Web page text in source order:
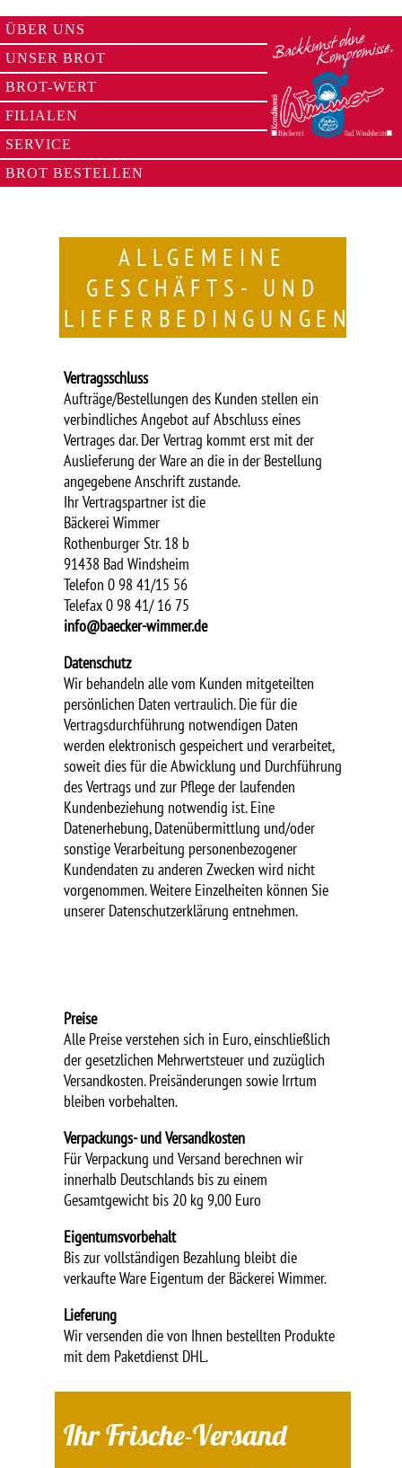
ÜBER UNS
UNSER BROT
BROT-WERT
FILIALEN
SERVICE
BROT BESTELLEN
ALLGEMEINE
GESCHÄFTS- UND
LIEFERBEDINGUNGEN
Vertragsschluss
Aufträge/Bestellungen des Kunden stellen ein
verbindliches Angebot auf Abschluss eines
Vertrages dar. Der Vertrag kommt erst mit der
Auslieferung der Ware an die in der Bestellung
angegebene Anschrift zustande.
Ihr Vertragspartner ist die
Bäckerei Wimmer
Rothenburger Str. 18 b
91438 Bad Windsheim
Telefon 0 98 41/15 56
Telefax 0 98 41/ 16 75
info@baecker-wimmer.de
Datenschutz
Wir behandeln alle vom Kunden mitgeteilten
persönlichen Daten vertraulich. Die für die
Vertragsdurchführung notwendigen Daten
werden elektronisch gespeichert und verarbeitet,
soweit dies für die Abwicklung und Durchführung
des Vertrags und zur Pflege der laufenden
Kundenbeziehung notwendig ist. Eine
Datenerhebung, Datenübermittlung und/oder
sonstige Verarbeitung personenbezogener
Kundendaten zu anderen Zwecken wird nicht
vorgenommen. Weitere Einzelheiten können Sie
unserer Datenschutzerklärung entnehmen.
Preise
Alle Preise verstehen sich in Euro, einschließlich
der gesetzlichen Mehrwertsteuer und zuzüglich
Versandkosten. Preisänderungen sowie Irrtum
bleiben vorbehalten.
Verpackungs- und Versandkosten
Für Verpackung und Versand berechnen wir
innerhalb Deutschlands bis zu einem
Gesamtgewicht bis 20 kg 9,00 Euro
Eigentumsvorbehalt
Bis zur vollständigen Bezahlung bleibt die
verkaufte Ware Eigentum der Bäckerei Wimmer.
Lieferung
Wir versenden die von Ihnen bestellten Produkte
mit dem Paketdienst DHL.
Ihr Frische-Versand